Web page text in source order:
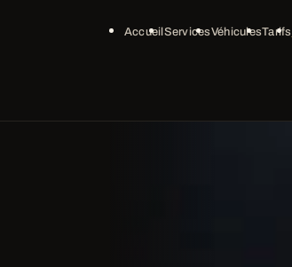
AccueilServicesVéhiculesTarifs